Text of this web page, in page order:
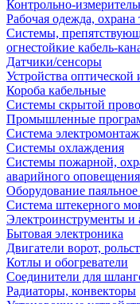
Контрольно-
Рабочая одежда, охрана
Системы,
огнестойкие кабель-
Датчики/сенсоры
Устройства оптической
Короба кабельные
Системы скрытой
Промышленные
Система
Системы охлаждения
Системы пожарной,
аварийного оповещения
Оборудование
Система штекерного
Электроинструменты и
Бытовая электроника
Двигатели ворот,
Котлы и обогреватели
Соединители для
Радиаторы, конвекторы